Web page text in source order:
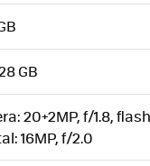
GB
20+2MP, f/1.8,
16MP, f/2.0